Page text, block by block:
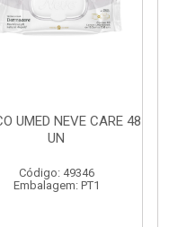
UMED NEVE CARE 48
UN
Código: 49346
Embalagem: PT1